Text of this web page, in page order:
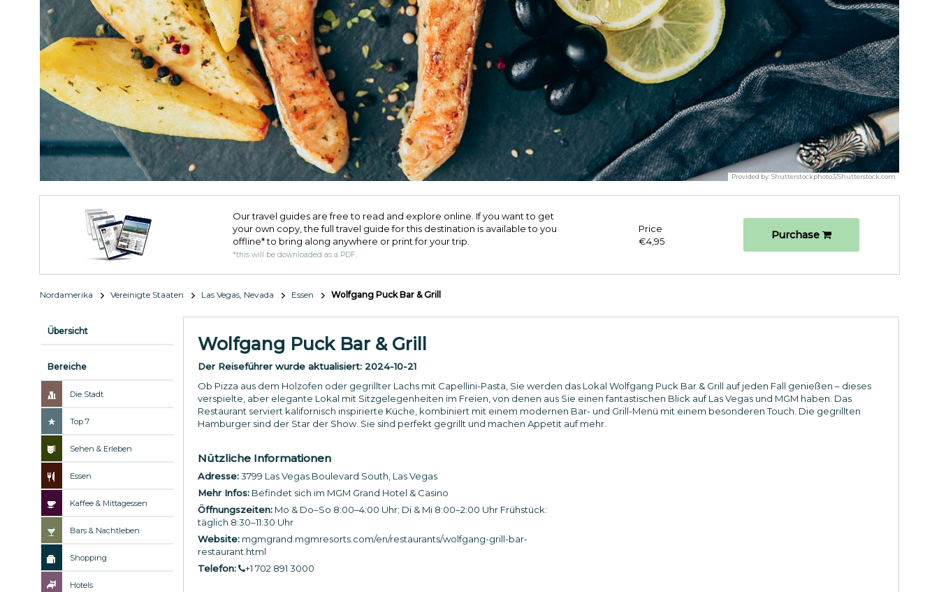
Provided by:Shutterstockphoto3/Shutterstock.com
Our travel guides are free to read and explore online. If you want to get
your own copy, the full travel guide for this destination is available to you
offline* to bring along anywhere or print for your trip.​
*this will be downloaded as a PDF.
Price
€4,95
Purchase
Nordamerika Vereinigte Staaten Las Vegas, Nevada Essen Wolfgang Puck Bar & Grill
Übersicht
Bereiche
Die Stadt
Top 7
Sehen & Erleben
Essen
Kaffee & Mittagessen
Bars & Nachtleben
Shopping
Hotels
Wolfgang Puck Bar & Grill
Der Reiseführer wurde aktualisiert: 2024-10-21
Ob Pizza aus dem Holzofen oder gegrillter Lachs mit Capellini-Pasta, Sie werden das Lokal Wolfgang Puck Bar & Grill auf jeden Fall genießen – dieses
verspielte, aber elegante Lokal mit Sitzgelegenheiten im Freien, von denen aus Sie einen fantastischen Blick auf Las Vegas und MGM haben. Das
Restaurant serviert kalifornisch inspirierte Küche, kombiniert mit einem modernen Bar- und Grill-Menü mit einem besonderen Touch. Die gegrillten
Hamburger sind der Star der Show. Sie sind perfekt gegrillt und machen Appetit auf mehr.
Nützliche Informationen
Adresse:3799 Las Vegas Boulevard South, Las Vegas
Mehr Infos: Befindet sich im MGM Grand Hotel & Casino
Öffnungszeiten: Mo & Do–So 8:00–4:00 Uhr; Di & Mi 8:00–2:00 Uhr Frühstück:
täglich 8:30–11:30 Uhr
Website: mgmgrand.mgmresorts.com/en/restaurants/wolfgang-grill-bar-
restaurant.html
Telefon:
+1 702 891 3000